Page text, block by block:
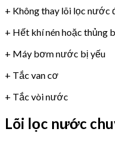
+ Không thay lõi lọc nước
+ Hết khí nén hoặc thủng
+ Máy bơm nước bị yếu
+ Tắc van cơ
+ Tắc vòi nước
Lõi lọc nước